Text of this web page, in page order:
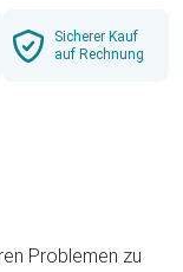
Sicherer Kauf
auf Rechnung
Problemen zu